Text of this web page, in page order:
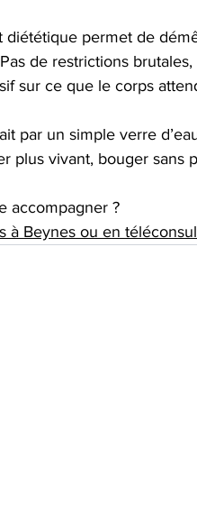
diététique permet de
de restrictions
sur ce que le corps
par un simple verre
plus vivant, bouger sans
accompagner ?
à Beynes ou en